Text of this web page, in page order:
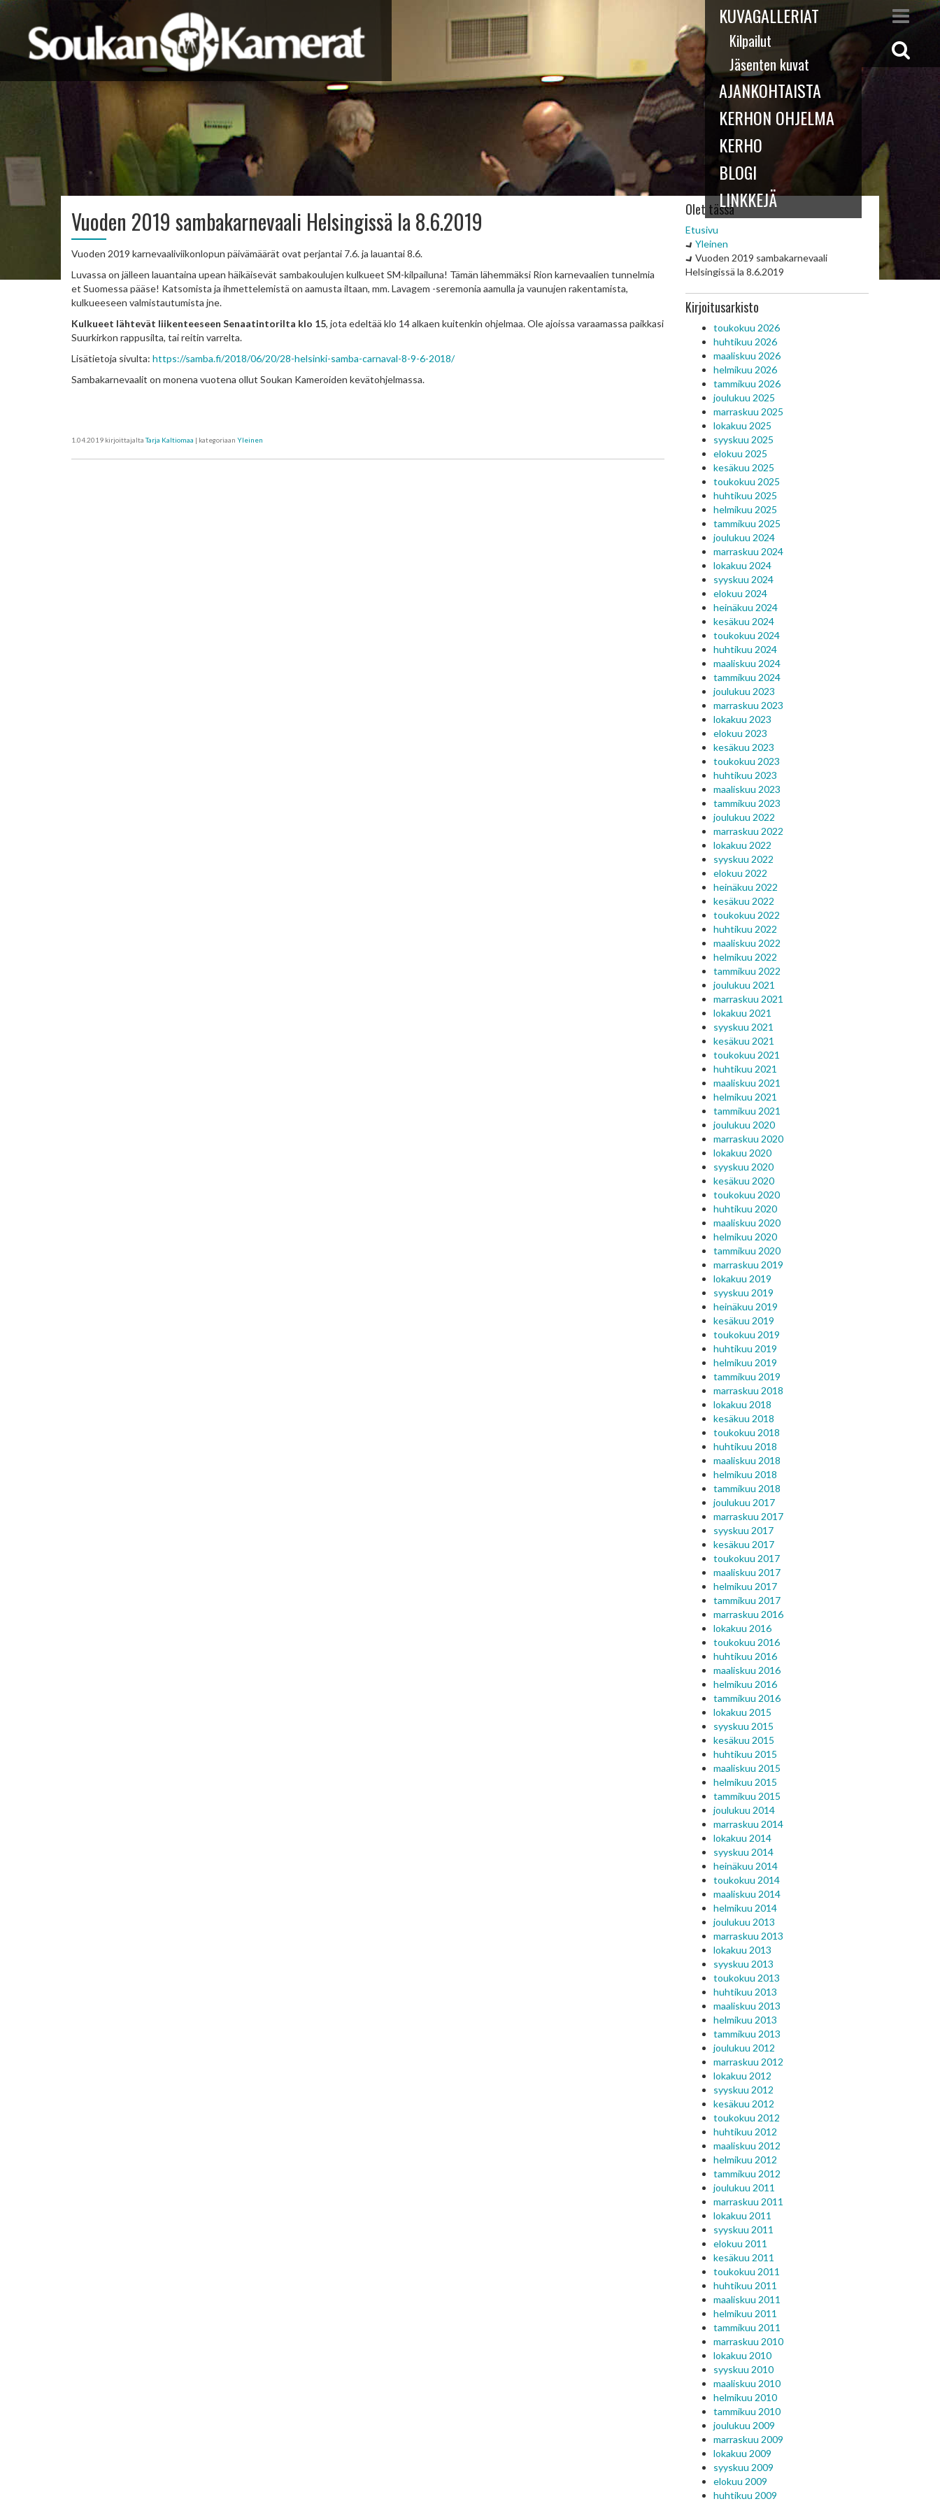
KUVAGALLERIAT
Kilpailut
Jäsenten kuvat
AJANKOHTAISTA
KERHON OHJELMA
KERHO
BLOGI
LINKKEJÄ
Vuoden 2019 sambakarnevaali Helsingissä la 8.6.2019
Vuoden 2019 karnevaaliviikonlopun päivämäärät ovat perjantai 7.6. ja lauantai 8.6.
Luvassa on jälleen lauantaina upean häikäisevät sambakoulujen kulkueet SM-kilpailuna! Tämän lähemmäksi Rion karnevaalien tunnelmia
et Suomessa pääse! Katsomista ja ihmettelemistä on aamusta iltaan, mm. Lavagem -seremonia aamulla ja vaunujen rakentamista,
kulkueeseen valmistautumista jne.
Kulkueet lähtevät liikenteeseen Senaatintorilta klo 15, jota edeltää klo 14 alkaen kuitenkin ohjelmaa. Ole ajoissa varaamassa paikkasi
Suurkirkon rappusilta, tai reitin varrelta.
Lisätietoja sivulta: https://samba.fi/2018/06/20/28-helsinki-samba-carnaval-8-9-6-2018/
Sambakarnevaalit on monena vuotena ollut Soukan Kameroiden kevätohjelmassa.
1.04.2019 kirjoittajaltaTarja Kaltiomaa | kategoriaan Yleinen
Olet tässä
Etusivu
Yleinen
Vuoden 2019 sambakarnevaali
Helsingissä la 8.6.2019
Kirjoitusarkisto
toukokuu 2026
huhtikuu 2026
maaliskuu 2026
helmikuu 2026
tammikuu 2026
joulukuu 2025
marraskuu 2025
lokakuu 2025
syyskuu 2025
elokuu 2025
kesäkuu 2025
toukokuu 2025
huhtikuu 2025
helmikuu 2025
tammikuu 2025
joulukuu 2024
marraskuu 2024
lokakuu 2024
syyskuu 2024
elokuu 2024
heinäkuu 2024
kesäkuu 2024
toukokuu 2024
huhtikuu 2024
maaliskuu 2024
tammikuu 2024
joulukuu 2023
marraskuu 2023
lokakuu 2023
elokuu 2023
kesäkuu 2023
toukokuu 2023
huhtikuu 2023
maaliskuu 2023
tammikuu 2023
joulukuu 2022
marraskuu 2022
lokakuu 2022
syyskuu 2022
elokuu 2022
heinäkuu 2022
kesäkuu 2022
toukokuu 2022
huhtikuu 2022
maaliskuu 2022
helmikuu 2022
tammikuu 2022
joulukuu 2021
marraskuu 2021
lokakuu 2021
syyskuu 2021
kesäkuu 2021
toukokuu 2021
huhtikuu 2021
maaliskuu 2021
helmikuu 2021
tammikuu 2021
joulukuu 2020
marraskuu 2020
lokakuu 2020
syyskuu 2020
kesäkuu 2020
toukokuu 2020
huhtikuu 2020
maaliskuu 2020
helmikuu 2020
tammikuu 2020
marraskuu 2019
lokakuu 2019
syyskuu 2019
heinäkuu 2019
kesäkuu 2019
toukokuu 2019
huhtikuu 2019
helmikuu 2019
tammikuu 2019
marraskuu 2018
lokakuu 2018
kesäkuu 2018
toukokuu 2018
huhtikuu 2018
maaliskuu 2018
helmikuu 2018
tammikuu 2018
joulukuu 2017
marraskuu 2017
syyskuu 2017
kesäkuu 2017
toukokuu 2017
maaliskuu 2017
helmikuu 2017
tammikuu 2017
marraskuu 2016
lokakuu 2016
toukokuu 2016
huhtikuu 2016
maaliskuu 2016
helmikuu 2016
tammikuu 2016
lokakuu 2015
syyskuu 2015
kesäkuu 2015
huhtikuu 2015
maaliskuu 2015
helmikuu 2015
tammikuu 2015
joulukuu 2014
marraskuu 2014
lokakuu 2014
syyskuu 2014
heinäkuu 2014
toukokuu 2014
maaliskuu 2014
helmikuu 2014
joulukuu 2013
marraskuu 2013
lokakuu 2013
syyskuu 2013
toukokuu 2013
huhtikuu 2013
maaliskuu 2013
helmikuu 2013
tammikuu 2013
joulukuu 2012
marraskuu 2012
lokakuu 2012
syyskuu 2012
kesäkuu 2012
toukokuu 2012
huhtikuu 2012
maaliskuu 2012
helmikuu 2012
tammikuu 2012
joulukuu 2011
marraskuu 2011
lokakuu 2011
syyskuu 2011
elokuu 2011
kesäkuu 2011
toukokuu 2011
huhtikuu 2011
maaliskuu 2011
helmikuu 2011
tammikuu 2011
marraskuu 2010
lokakuu 2010
syyskuu 2010
maaliskuu 2010
helmikuu 2010
tammikuu 2010
joulukuu 2009
marraskuu 2009
lokakuu 2009
syyskuu 2009
elokuu 2009
huhtikuu 2009